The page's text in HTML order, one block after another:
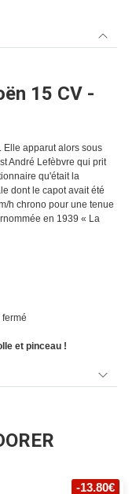
15 CV -
Elle apparut alors sous
André Lefèbvre qui prit
qu'était la
dont le capot avait été
h chrono pour une tenue
en 1939 « La
et pinceau !
-13.80€